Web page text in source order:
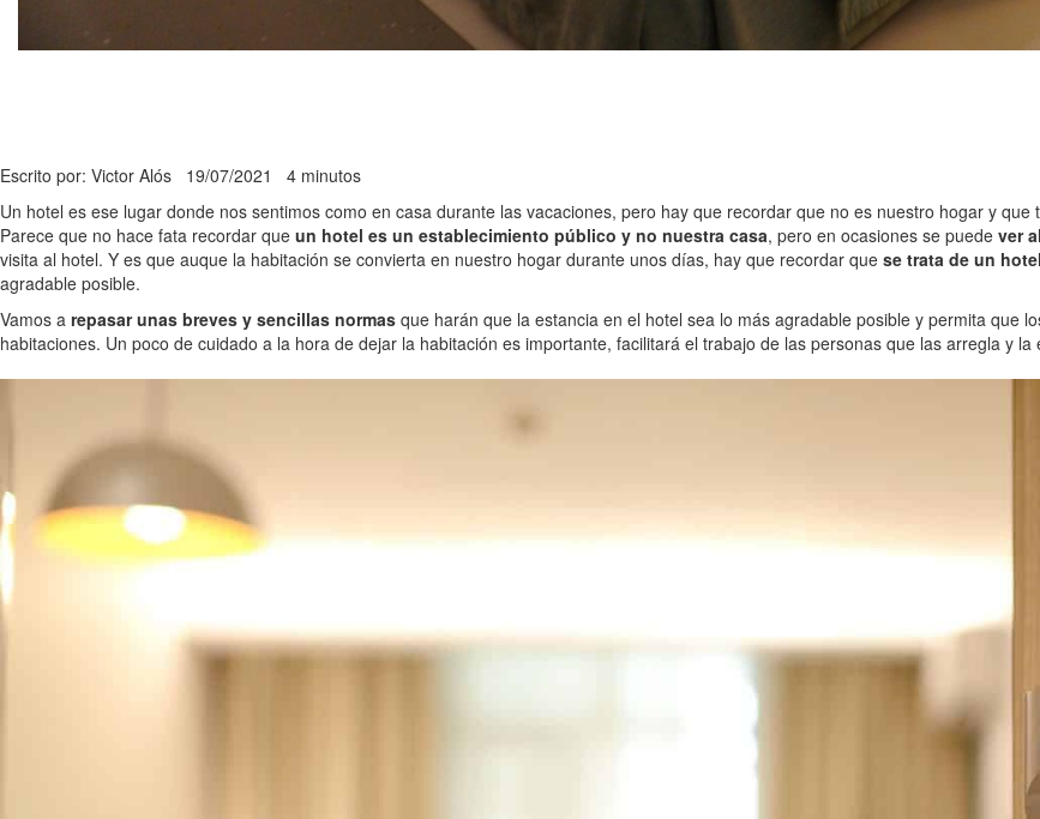
Escrito por: Victor Alós 19/07/2021 4 minutos
Un hotel es ese lugar donde nos sentimos como en casa durante las vacaciones, pero hay que recordar que no es nuestro hogar y
Parece que no hace fata recordar que un hotel es un establecimiento público y no nuestra casa, pero en ocasiones se puede ver
visita al hotel. Y es que auque la habitación se convierta en nuestro hogar durante unos días, hay que recordar que se trata de un
agradable posible.
Vamos a repasar unas breves y sencillas normas que harán que la estancia en el hotel sea lo más agradable posible y permita que
habitaciones. Un poco de cuidado a la hora de dejar la habitación es importante, facilitará el trabajo de las personas que las arregla y